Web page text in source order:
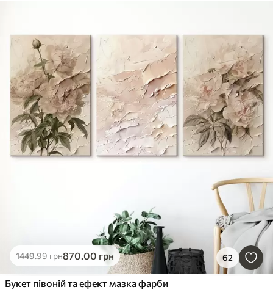
1449.99грн870.00 грн 62
Букет півоній та ефект мазка фарби